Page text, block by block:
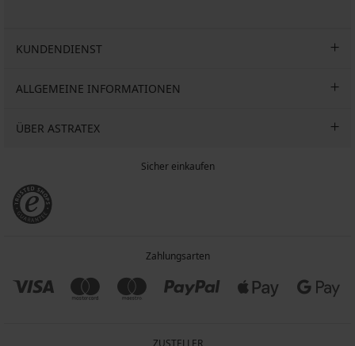
KUNDENDIENST
ALLGEMEINE INFORMATIONEN
ÜBER ASTRATEX
Sicher einkaufen
Zahlungsarten